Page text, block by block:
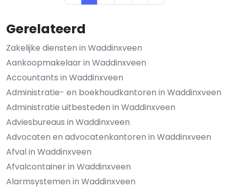
Gerelateerd
Zakelijke diensten in Waddinxveen
Aankoopmakelaar in Waddinxveen
Accountants in Waddinxveen
Administratie- en boekhoudkantoren in Waddinxveen
Administratie uitbesteden in Waddinxveen
Adviesbureaus in Waddinxveen
Advocaten en advocatenkantoren in Waddinxveen
Afval in Waddinxveen
Afvalcontainer in Waddinxveen
Alarmsystemen in Waddinxveen